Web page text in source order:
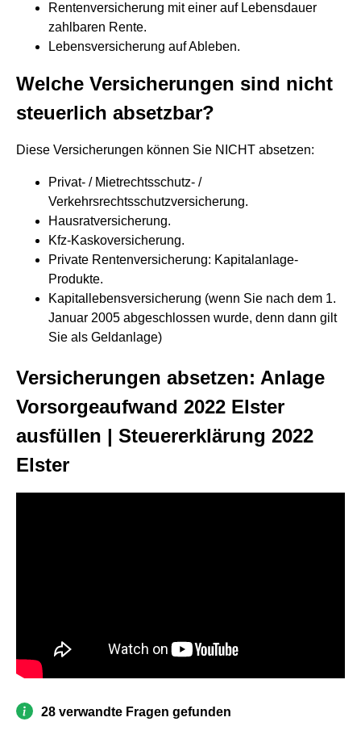
Rentenversicherung mit einer auf Lebensdauer
zahlbaren Rente.
Lebensversicherung auf Ableben.
Welche Versicherungen sind nicht
steuerlich absetzbar?
Diese Versicherungen können Sie NICHT absetzen:
Privat- / Mietrechtsschutz- /
Verkehrsrechtsschutzversicherung.
Hausratversicherung.
Kfz-Kaskoversicherung.
Private Rentenversicherung: Kapitalanlage-
Produkte.
Kapitallebensversicherung (wenn Sie nach dem 1.
Januar 2005 abgeschlossen wurde, denn dann gilt
Sie als Geldanlage)
Versicherungen absetzen: Anlage
Vorsorgeaufwand 2022 Elster
ausfüllen | Steuererklärung 2022
Elster
28 verwandte Fragen gefunden